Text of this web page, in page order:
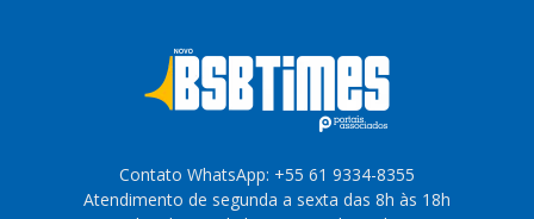
Contato WhatsApp: +55 61 9334-8355
Atendimento de segunda a sexta das 8h às 18h